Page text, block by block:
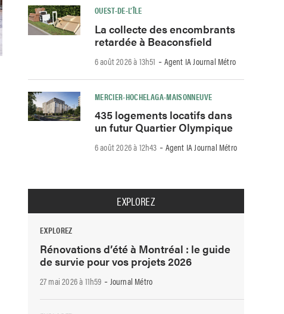
OUEST-DE-L’ÎLE
La collecte des encombrants
retardée à Beaconsfield
6 août 2026 à 13h51 -Agent IA Journal Métro
MERCIER-HOCHELAGA-MAISONNEUVE
435 logements locatifs dans
un futur Quartier Olympique
6 août 2026 à 12h43 -Agent IA Journal Métro
EXPLOREZ
EXPLOREZ
Rénovations d’été à Montréal : le guide
de survie pour vos projets 2026
27 mai 2026 à 11h59 - Journal Métro